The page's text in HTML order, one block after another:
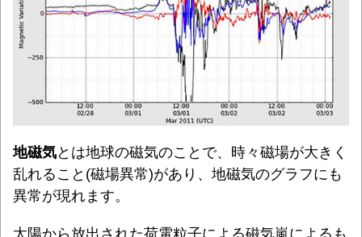
地磁気とは地球の磁気のことで、時々磁場が大きく
乱れること(磁場異常)があり、地磁気のグラフにも
異常が現れます。
太陽から放出された荷電粒子による磁気嵐によるも